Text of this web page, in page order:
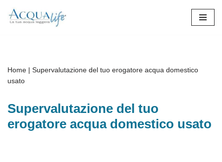
Home | Supervalutazione del tuo erogatore acqua domestico
usato
Supervalutazione del tuo
erogatore acqua domestico usato